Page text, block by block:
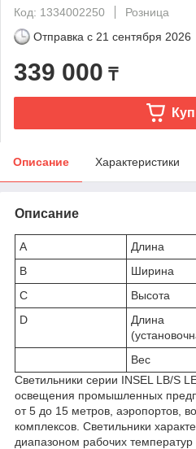
Код: 1334002250
Розница
Отправка с 21 сентября 2026
339 000 ₸
Описание Характеристики
Описание
A Длина
B
Ширина
C
Высота
D
Длина
Вес
Светильники серии INSEL LB/S
освещения промышленных
от 5 до 15 метров, аэропортов,
комплексов. Светильники
диапазоном рабочих температур